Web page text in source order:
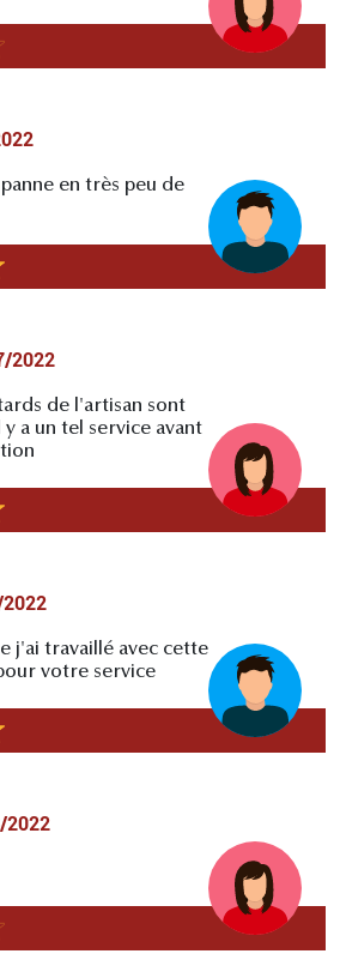
en très peu de
2022
de l'artisan sont
a un tel service avant
j'ai travaillé avec cette
votre service
2022